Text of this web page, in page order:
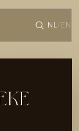
NL/ EN